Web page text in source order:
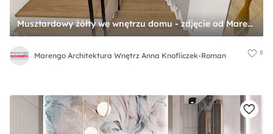
Musztardowy żółty we wnętrzu domu - zdjęcie od Marengo Architektura Wnętrz Anna Knofliczek-Roman
Marengo Architektura Wnętrz Anna Knofliczek-Roman 8